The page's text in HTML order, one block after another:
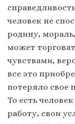
человек не
родину,
может
чувствами,
все это
потеряло свое
То есть
работу, свои